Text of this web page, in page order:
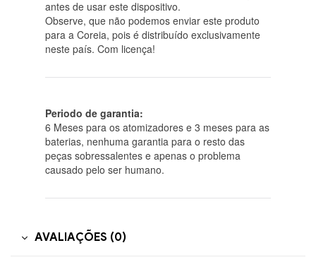
antes de usar este dispositivo.
Observe, que não podemos enviar este produto
para a Coreia, pois é distribuído exclusivamente
neste país. Com licença!
Periodo de garantia:
6 Meses para os atomizadores e 3 meses para as
baterias, nenhuma garantia para o resto das
peças sobressalentes e apenas o problema
causado pelo ser humano.
AVALIAÇÕES (0)